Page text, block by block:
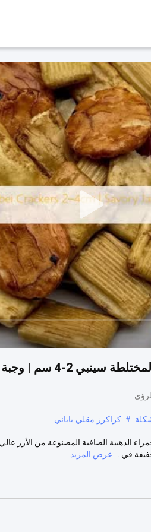
خفيفة يابانية مالحة بكميات كبيرة
# كراكرز مقلي ياباني
في ...
عرض المزيد